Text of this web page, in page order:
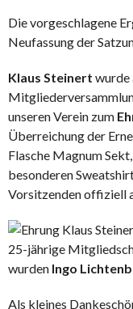
Die vorgeschlagene
Neufassung der
Klaus Steinert wurde
unseren Verein zum
Überreichung der
Flasche Magnum
besonderen
Vorsitzenden offiziell
25-jährige
wurden Ingo
Als kleines